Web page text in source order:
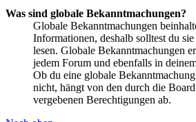
Was sind globale Bekanntmachungen?
Globale Bekanntmachungen
Informationen, deshalb solltest du
lesen. Globale Bekanntmachungen
jedem Forum und ebenfalls in
Ob du eine globale
nicht, hängt von den durch die
vergebenen Berechtigungen ab.